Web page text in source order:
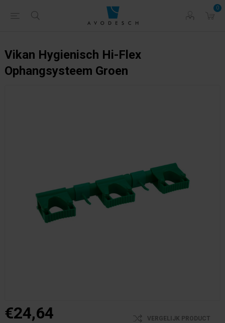
0
Vikan Hygienisch Hi-Flex
Ophangsysteem Groen
€24,64 VERGELIJK PRODUCT